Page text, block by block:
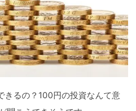
万円を手に入れらるなら
することができるなら『つ
おすすめ
きるの？100円の投資なんて意